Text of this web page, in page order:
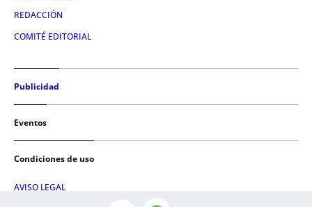
REDACCIÓN
COMITÉ EDITORIAL
Publicidad
Eventos
Condiciones de uso
AVISO LEGAL